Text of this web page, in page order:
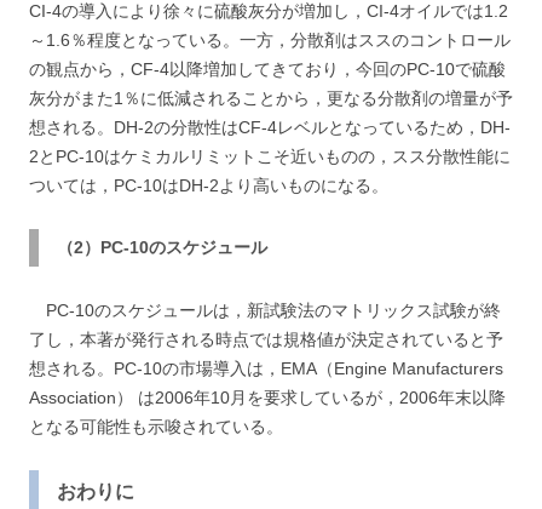
CI-4の導入により徐々に硫酸灰分が増加し，CI-4オイルでは1.2
～1.6％程度となっている。一方，分散剤はススのコントロール
の観点から，CF-4以降増加してきており，今回のPC-10で硫酸
灰分がまた1％に低減されることから，更なる分散剤の増量が予
想される。DH-2の分散性はCF-4レベルとなっているため，DH-
2とPC-10はケミカルリミットこそ近いものの，スス分散性能に
ついては，PC-10はDH-2より高いものになる。
（2）PC-10のスケジュール
PC-10のスケジュールは，新試験法のマトリックス試験が終
了し，本著が発行される時点では規格値が決定されていると予
想される。PC-10の市場導入は，EMA（Engine Manufacturers
Association） は2006年10月を要求しているが，2006年末以降
となる可能性も示唆されている。
おわりに